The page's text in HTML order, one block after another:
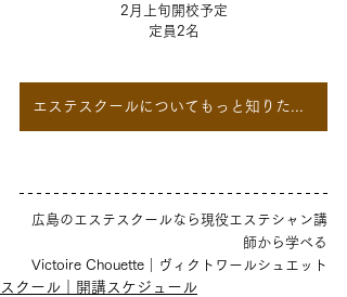
2月上旬開校予定
定員2名
エステスクールについてもっと知りたい！
広島のエステスクールなら現役エステシャン講
師から学べる
Victoire Chouette｜ヴィクトワールシュエット
スクール｜開講スケジュール